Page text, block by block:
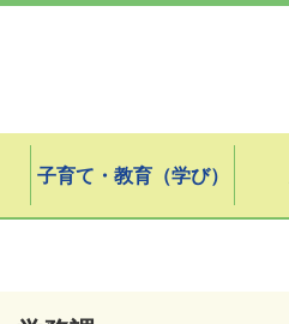
子育て・教育（学び）